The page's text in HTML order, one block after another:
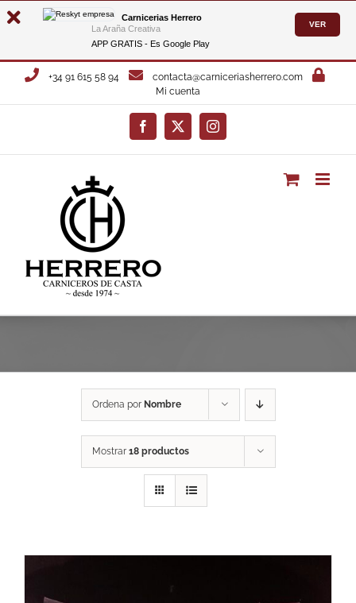
Carnicerias Herrero
La Araña Creativa
APP GRATIS - Es Google Play
VER
Saltar
+34 91 615 58 94
contacta@carniceriasherrero.com
Mi cuenta
Facebook
X Instagram
Ordena por Nombre
Mostrar 18 productos